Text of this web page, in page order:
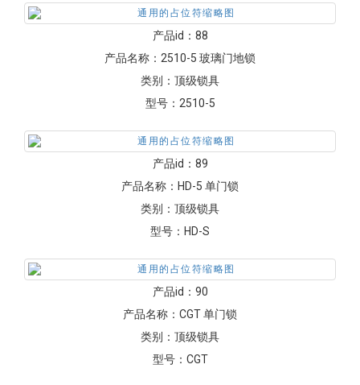
产品id： 88
产品名称： 2510-5 玻璃门地锁
类别： 顶级锁具
型号： 2510-5
产品id： 89
产品名称： HD-5 单门锁
类别： 顶级锁具
型号： HD-S
产品id： 90
产品名称： CGT 单门锁
类别： 顶级锁具
型号： CGT